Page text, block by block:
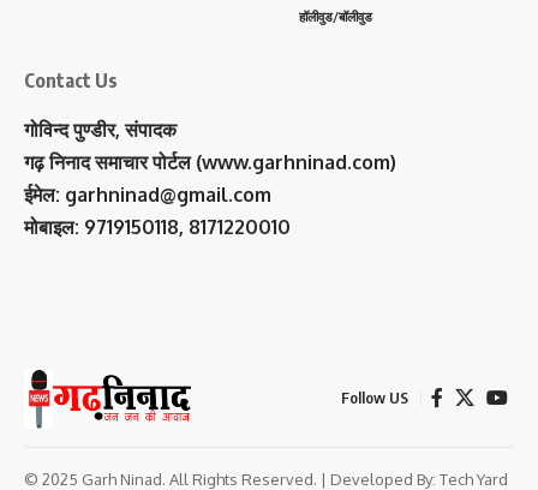
हॉलीवुड/बॉलीवुड
Contact Us
गोविन्द पुण्डीर, संपादक
गढ़ निनाद समाचार पोर्टल (www.garhninad.com)
ईमेल: garhninad@gmail.com
मोबाइल: 9719150118, 8171220010
Follow US
© 2025 Garh Ninad. All Rights Reserved. | Developed By: Tech Yard